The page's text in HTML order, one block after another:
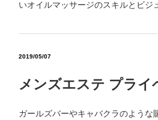
いオイルマッサージのスキルとビジ
2019/05/07
メンズエステ プライ
ガールズバーやキャバクラのような